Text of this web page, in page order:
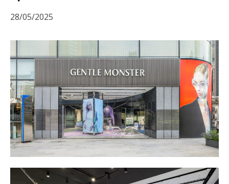
28/05/2025